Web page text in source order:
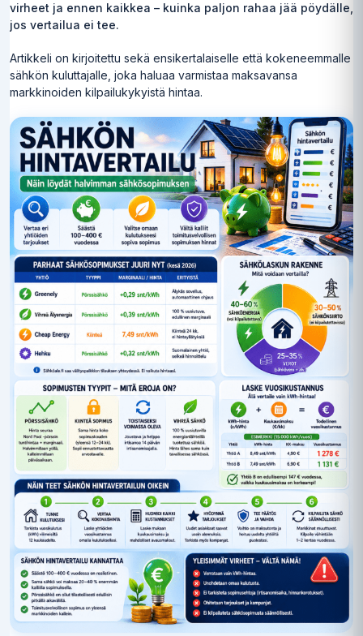
virheet ja ennen kaikkea – kuinka paljon rahaa jää pöydälle,
jos vertailua ei tee.
Artikkeli on kirjoitettu sekä ensikertalaiselle että kokeneemmalle
sähkön kuluttajalle, joka haluaa varmistaa maksavansa
markkinoiden kilpailukykyistä hintaa.